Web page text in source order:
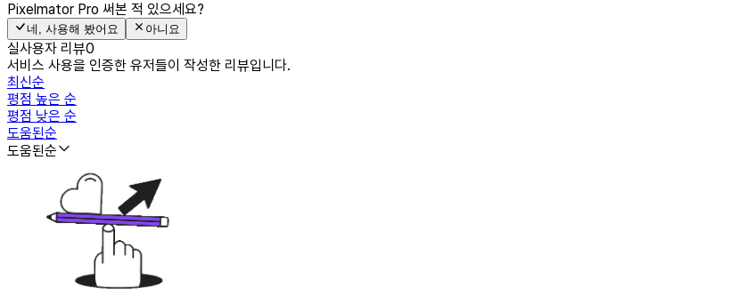
Pixelmator Pro 써본 적 있으세요?
네, 사용해 봤어요 아니요
실사용자 리뷰0
서비스 사용을 인증한 유저들이 작성한 리뷰입니다.
최신순
평점 높은 순
평점 낮은 순
도움된순
도움된순